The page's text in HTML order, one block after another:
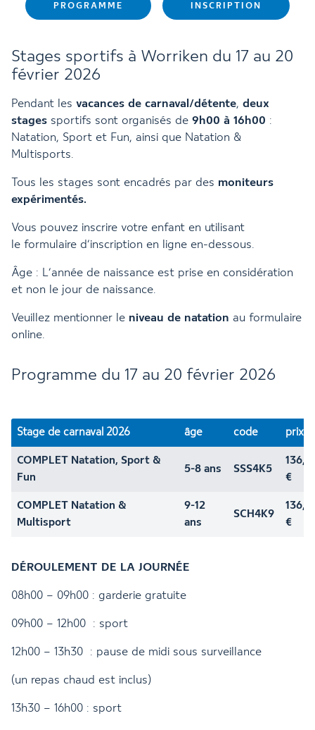
PROGRAMME INSCRIPTION
Stages sportifs à Worriken du 17 au 20
février 2026
Pendant les vacances de carnaval/détente, deux
stages sportifs sont organisés de 9h00 à 16h00 :
Natation, Sport et Fun, ainsi que Natation &
Multisports.
Tous les stages sont encadrés par des moniteurs
expérimentés.
Vous pouvez inscrire votre enfant en utilisant
le formulaire d’inscription en ligne en-dessous.
Âge : L’année de naissance est prise en considération
et non le jour de naissance.
Veuillez mentionner le niveau de natation au formulaire
online.
Programme du 17 au 20 février 2026
Stage de carnaval 2026 âge code prix
COMPLET Natation, Sport &
Fun
5-8 ans SSS4K5
€
COMPLET Natation &
Multisport
9-12
ans
SCH4K9
€
DÉROULEMENT DE LA JOURNÉE
08h00 – 09h00 : garderie gratuite
09h00 – 12h00 : sport
12h00 – 13h30 : pause de midi sous surveillance
(un repas chaud est inclus)
13h30 – 16h00 : sport